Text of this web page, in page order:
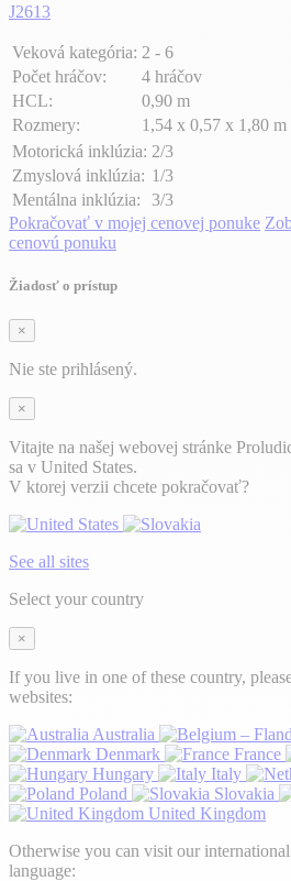
J2613
Veková kategória: 2 - 6
Počet hráčov:
4 hráčov
HCL:
0,90 m
Rozmery:
1,54 x 0,57 x 1,80 m
Motorická inklúzia: 2/3
Zmyslová inklúzia: 1/3
Mentálna inklúzia:
3/3
Pokračovať v mojej cenovej ponuke
cenovú ponuku
Žiadosť o prístup
×
Nie ste prihlásený.
×
Vitajte na našej webovej stránke
sa v United States.
V ktorej verzii chcete pokračovať?
See all sites
Select your country
×
If you live in one of these country,
websites:
Australia
Denmark
France
Hungary
Italy
Poland
Slovakia
United Kingdom
Otherwise you can visit our
language: